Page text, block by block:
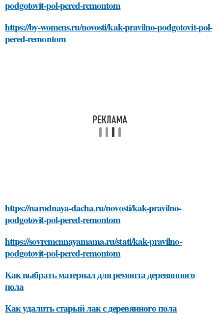
podgotovit-pol-pered-remontom
https://by-womens.ru/novosti/kak-pravilno-podgotovit-pol-
pered-remontom
https://narodnaya-dacha.ru/novosti/kak-pravilno-
podgotovit-pol-pered-remontom
https://sovremennayamama.ru/stati/kak-pravilno-
podgotovit-pol-pered-remontom
Как выбрать материал для ремонта деревянного
пола
Как удалить старый лак с деревянного пола